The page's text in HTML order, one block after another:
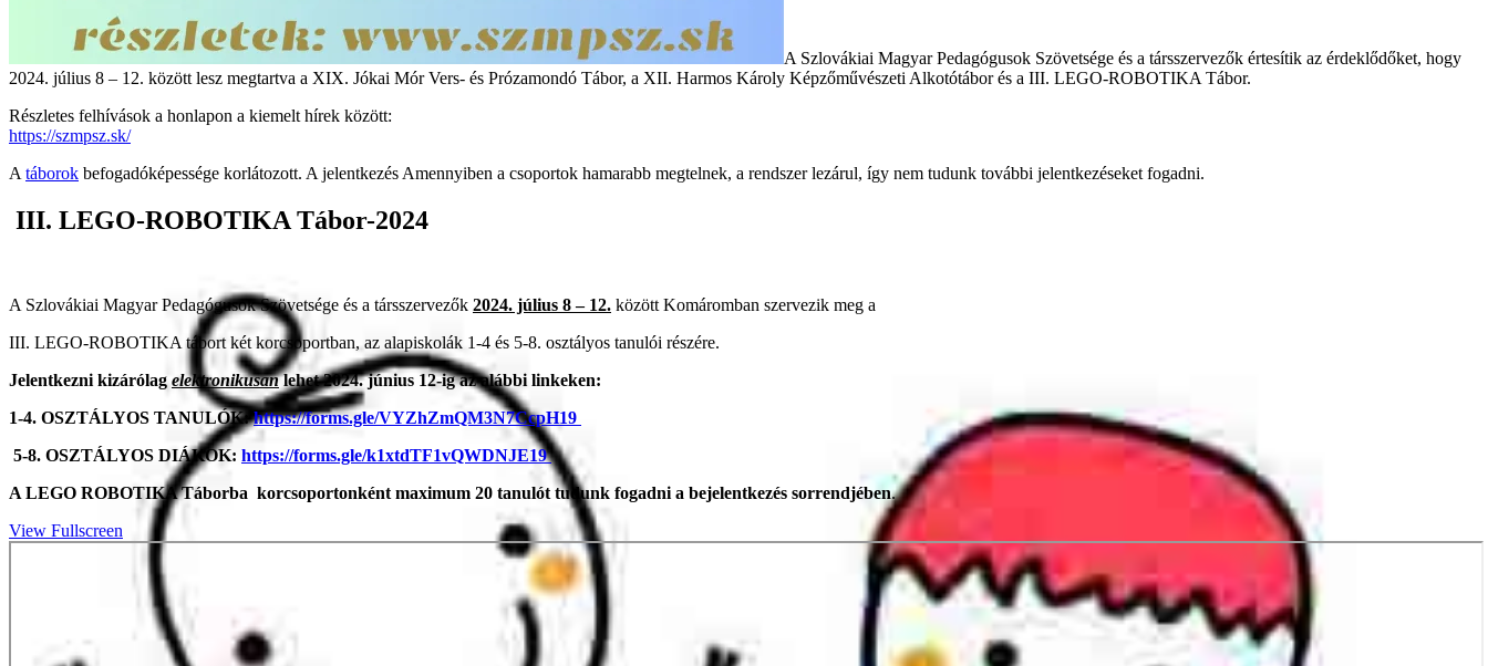
A Szlovákiai Magyar Pedagógusok Szövetsége és a társszervezők értesítik az érdeklődőket, hogy
2024. július 8 – 12. között lesz megtartva a XIX. Jókai Mór Vers- és Prózamondó Tábor, a XII. Harmos Károly Képzőművészeti Alkotótábor és a III. LEGO-ROBOTIKA Tábor.
Részletes felhívások a honlapon a kiemelt hírek között:
https://szmpsz.sk/
A táborok befogadóképessége korlátozott. A jelentkezés Amennyiben a csoportok hamarabb megtelnek, a rendszer lezárul, így nem tudunk további jelentkezéseket fogadni.
III. LEGO-ROBOTIKA Tábor-2024
A Szlovákiai Magyar Pedagógusok Szövetsége és a társszervezők 2024. július 8 – 12. között Komáromban szervezik meg a
III. LEGO-ROBOTIKA tábort két korcsoportban, az alapiskolák 1-4 és 5-8. osztályos tanulói részére.
Jelentkezni kizárólag elektronikusanlehet 2024. június 12-ig az alábbi linkeken:
1-4. OSZTÁLYOS TANULÓK:https://forms.gle/VYZhZmQM3N7CcpH19
5-8. OSZTÁLYOS DIÁKOK: https://forms.gle/k1xtdTF1vQWDNJE19
A LEGO ROBOTIKA Táborba korcsoportonként maximum 20 tanulót tudunk fogadni a bejelentkezés sorrendjében.
View Fullscreen